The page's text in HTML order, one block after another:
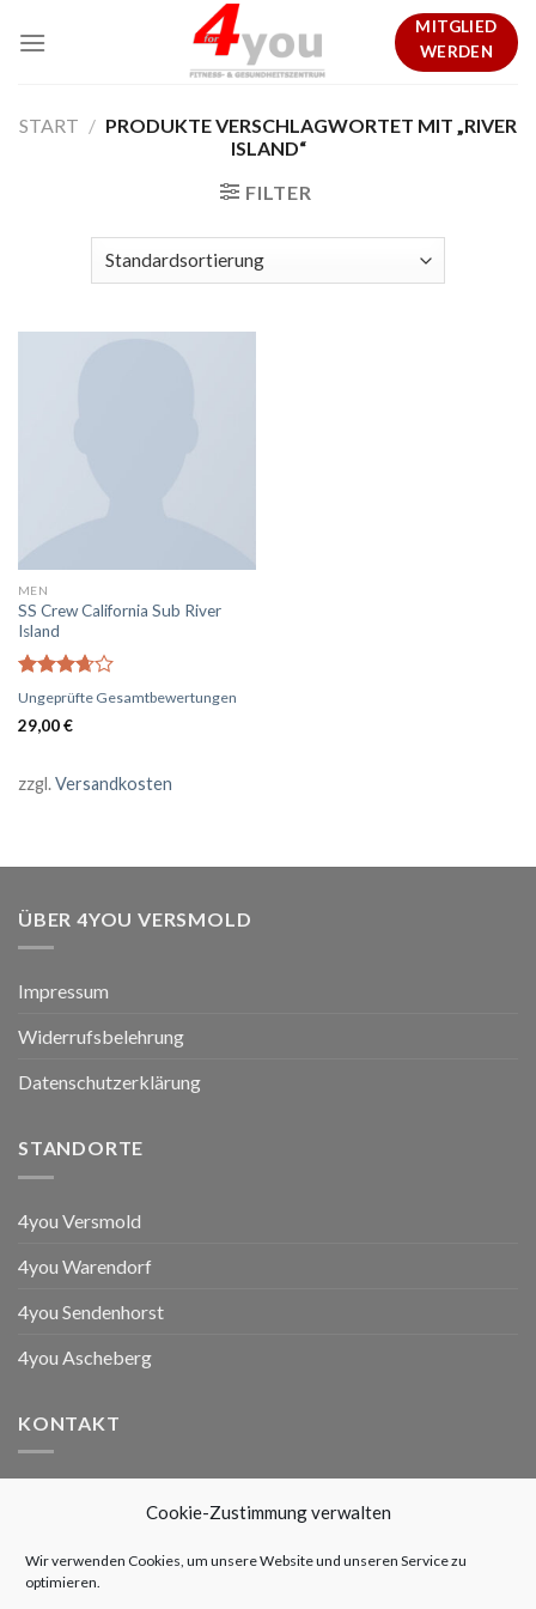
Cookie-Zustimmung verwalten
Wir verwenden Cookies, um unsere Website und unseren Service zu
optimieren.
MITGLIED
WERDEN
START / PRODUKTE VERSCHLAGWORTET MIT „RIVER
ISLAND“
FILTER
MEN
SS Crew California Sub River
Island
Bewertet
mit 3.67
von 5
Ungeprüfte Gesamtbewertungen
29,00€
zzgl.Versandkosten
ÜBER 4YOU VERSMOLD
Impressum
Widerrufsbelehrung
Datenschutzerklärung
STANDORTE
4you Versmold
4you Warendorf
4you Sendenhorst
4you Ascheberg
KONTAKT
Ziegeleistraße 3